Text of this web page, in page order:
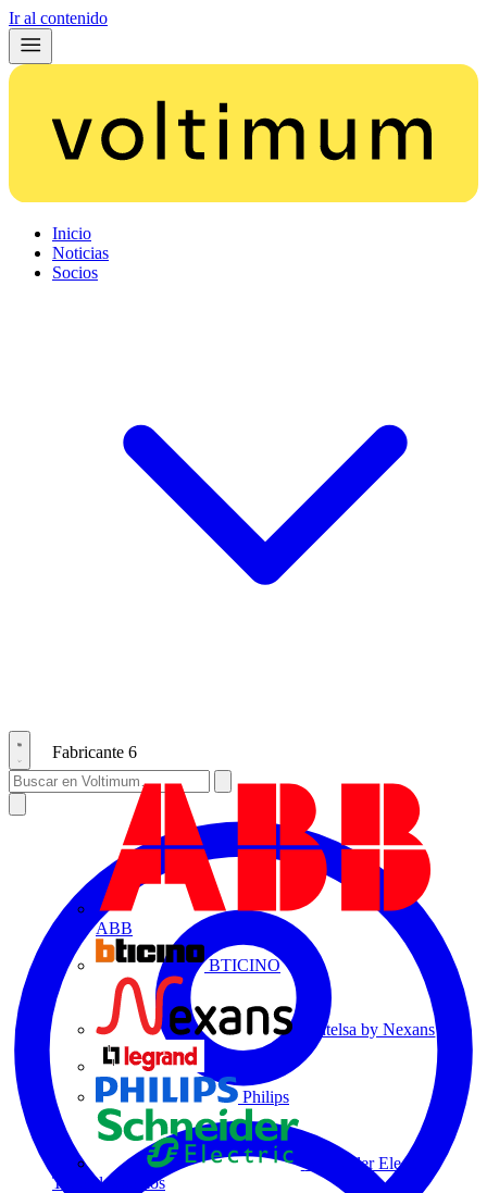
Ir al contenido
Inicio
Noticias
Socios
Fabricante 6
ABB
BTICINO
Centelsa by Nexans
Philips
Schneider Electric
Todos los socios